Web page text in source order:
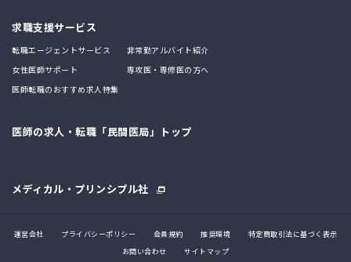
求職支援サービス
転職エージェントサービス
非常勤アルバイト紹介
女性医師サポート
専攻医・専修医の方へ
医師転職のおすすめ求人特集
医師の求人・転職「民間医局」トップ
メディカル・プリンシプル社
運営会社 プライバシーポリシー 会員規約 推奨環境
特定商取引法に基づく表示
お問い合わせ
サイトマップ